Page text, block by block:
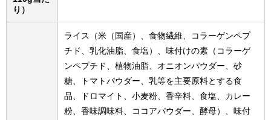
り）
ライス（米（国産）、食物繊維、コラーゲンペプ
チド、乳化油脂、食塩）、味付けの素（コラーゲ
ンペプチド、植物油脂、オニオンパウダー、砂
糖、トマトパウダー、乳等を主要原料とする食
品、ドロマイト、小麦粉、香辛料、食塩、カレー
粉、香味調味料、ココアパウダー、酵母）、味付